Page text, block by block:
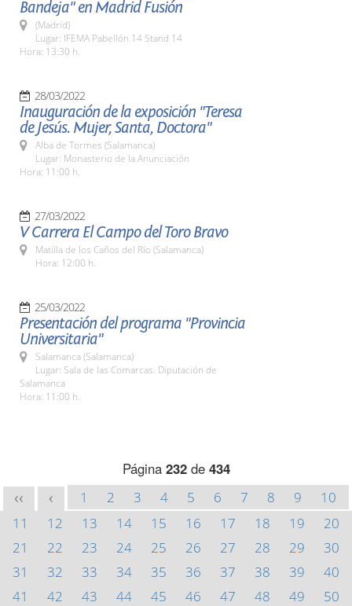
Bandeja" en Madrid Fusión
(Madrid)
Lugar: IFEMA Pabellón 14 Stand 14
Hora: 13:30 h.
28/03/2022
Inauguración de la exposición "Teresa
de Jesús. Mujer, Santa, Doctora"
Alba de Tormes (Salamanca)
Lugar: Monasterio de la Anunciación
Hora: 11:00 h.
27/03/2022
V Carrera El Campo del Toro Bravo
Matilla de los Caños del Río (Salamanca)
Hora: 12:00 h.
25/03/2022
Presentación del programa "Provincia
Universitaria"
Salamanca (Salamanca)
Lugar: Sala de las Comarcas. Diputación de
Salamanca
Hora: 11:00 h.
Página 232de 434
<< < 1 2 3 4 5 6 7 8 9
10
11
12 13 14 15 16 17 18 19
20
21
22 23 24 25 26 27 28 29
30
31
32 33 34 35 36 37 38 39
40
41
42 43 44 45 46 47 48 49
50